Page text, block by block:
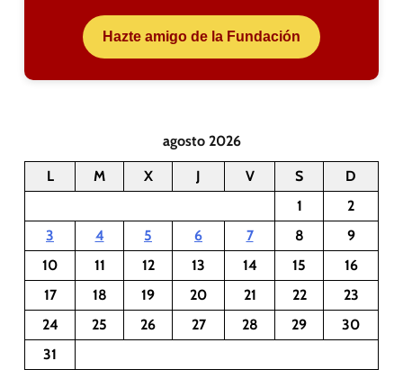
Hazte amigo de la Fundación
agosto 2026
L M X J V S
D
1
2
3
4 5 6 7 8
9
10
11 12 13 14 15
16
17
18 19 20 21 22
23
24
25 26 27 28 29
30
31